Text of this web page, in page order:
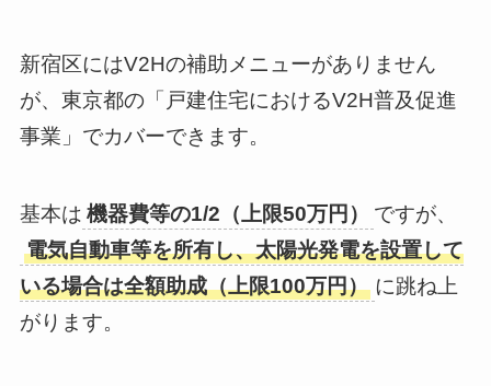
新宿区にはV2Hの補助メニューがありません
が、東京都の「戸建住宅におけるV2H普及促進
事業」でカバーできます。
基本は 機器費等の1/2（上限50万円）
ですが、
電気自動車等を所有し、太陽光発電を設置して
いる場合は全額助成（上限100万円） に跳ね上
がります。